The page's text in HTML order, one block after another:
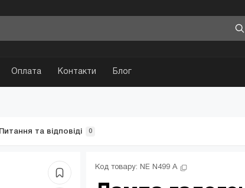
Оплата Контакти Блог
Питання та відповіді 0
Код товару: NE N499 A